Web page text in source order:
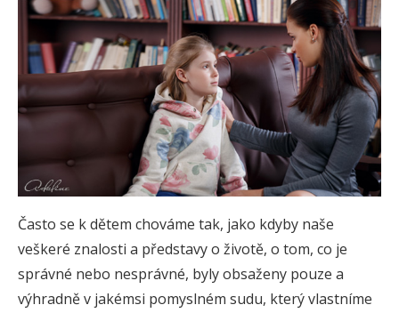
Často se k dětem chováme tak, jako kdyby naše
veškeré znalosti a představy o životě, o tom, co je
správné nebo nesprávné, byly obsaženy pouze a
výhradně v jakémsi pomyslném sudu, který vlastníme